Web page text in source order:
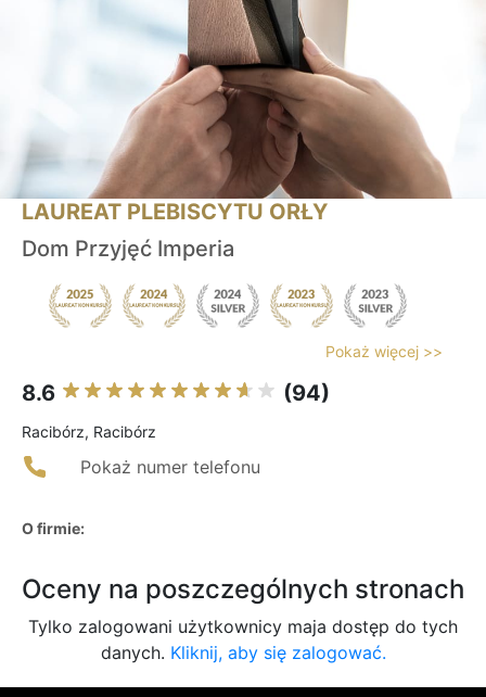
LAUREAT PLEBISCYTU ORŁY
Dom Przyjęć Imperia
Pokaż więcej >>
8.6 (94)
Racibórz, Racibórz
Pokaż numer telefonu
O firmie:
Oceny na poszczególnych stronach
Tylko zalogowani użytkownicy maja dostęp do tych
danych. Kliknij, aby się zalogować.